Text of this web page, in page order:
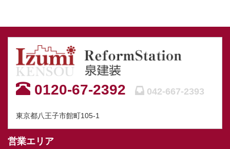
0120-67-2392 042-667-2393
東京都八王子市館町105-1
営業エリア